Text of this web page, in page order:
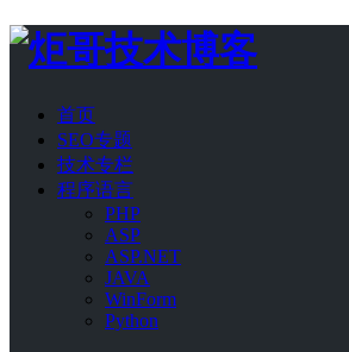
首页
SEO专题
技术专栏
程序语言
PHP
ASP
ASP.NET
JAVA
WinForm
Python